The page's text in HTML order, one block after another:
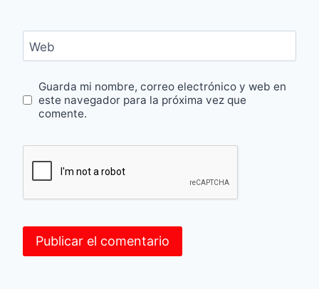
Web
Guarda mi nombre, correo electrónico y web en
este navegador para la próxima vez que
comente.